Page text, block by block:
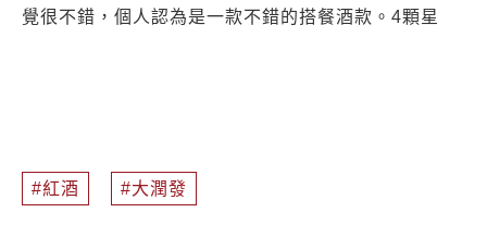
覺很不錯，個人認為是一款不錯的搭餐酒款。4顆星
紅酒 大潤發